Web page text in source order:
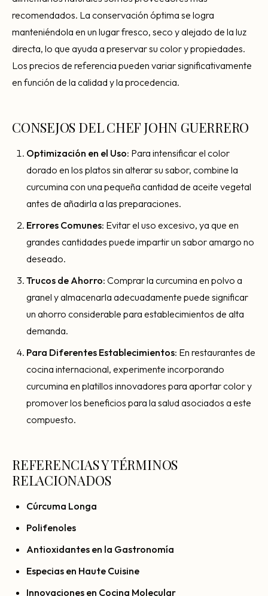
recomendados. La conservación óptima se logra
manteniéndola en un lugar fresco, seco y alejado de la luz
directa, lo que ayuda a preservar su color y propiedades.
Los precios de referencia pueden variar significativamente
en función de la calidad y la procedencia.
CONSEJOS DEL CHEF JOHN GUERRERO
Optimización en el Uso: Para intensificar el color
dorado en los platos sin alterar su sabor, combine la
curcumina con una pequeña cantidad de aceite vegetal
antes de añadirla a las preparaciones.
Errores Comunes: Evitar el uso excesivo, ya que en
grandes cantidades puede impartir un sabor amargo no
deseado.
Trucos de Ahorro: Comprar la curcumina en polvo a
granel y almacenarla adecuadamente puede significar
un ahorro considerable para establecimientos de alta
demanda.
Para Diferentes Establecimientos: En restaurantes de
cocina internacional, experimente incorporando
curcumina en platillos innovadores para aportar color y
promover los beneficios para la salud asociados a este
compuesto.
REFERENCIAS Y TÉRMINOS
RELACIONADOS
Cúrcuma Longa
Polifenoles
Antioxidantes en la Gastronomía
Especias en Haute Cuisine
Innovaciones en Cocina Molecular